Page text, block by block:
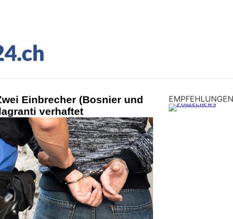
Einbrecher (Bosnier und
verhaftet
EMPFEHLUNGEN